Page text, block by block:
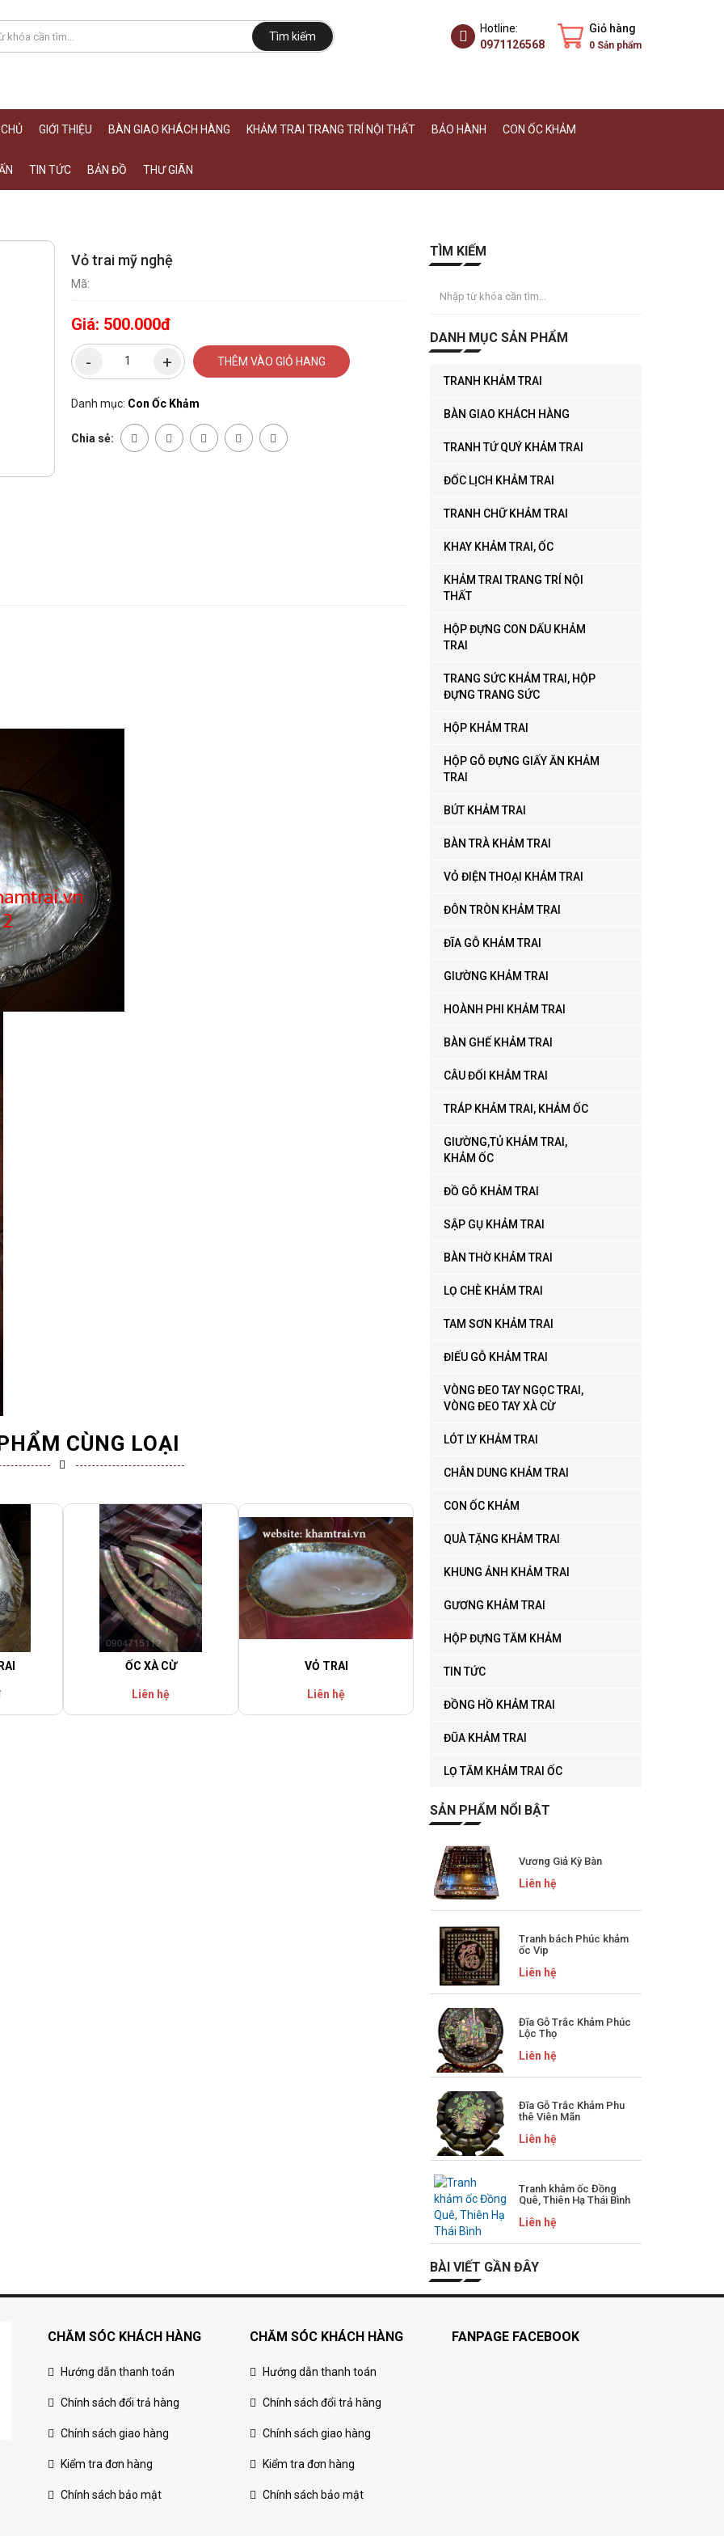
Tìm kiếm
Giỏ hàng
0 Sản phẩm
Hotline:
0971126568
GIỚI THIỆU BÀN GIAO KHÁCH HÀNG KHẢM TRAI TRANG TRÍ NỘI THẤT BẢO HÀNH CON ỐC KHẢM
TIN TỨC BẢN ĐỒ THƯ GIÃN
Vỏ trai mỹ nghệ
Mã:
Giá: 500.000đ
THÊM VÀO GIỎ HANG
Danh mục: Con Ốc Khảm
Chia sẻ:
CÙNG LOẠI
ỐC XÀ CỪ
Liên hệ
VỎ TRAI
Liên hệ
TÌM KIẾM
DANH MỤC SẢN PHẨM
TRANH KHẢM TRAI
BÀN GIAO KHÁCH HÀNG
TRANH TỨ QUÝ KHẢM TRAI
ĐỐC LỊCH KHẢM TRAI
TRANH CHỮ KHẢM TRAI
KHAY KHẢM TRAI, ỐC
KHẢM TRAI TRANG TRÍ NỘI
THẤT
HỘP ĐỰNG CON DẤU KHẢM
TRAI
TRANG SỨC KHẢM TRAI, HỘP
ĐỰNG TRANG SỨC
HỘP KHẢM TRAI
HỘP GỖ ĐỰNG GIẤY ĂN KHẢM
TRAI
BÚT KHẢM TRAI
BÀN TRÀ KHẢM TRAI
VỎ ĐIỆN THOẠI KHẢM TRAI
ĐÔN TRÒN KHẢM TRAI
ĐĨA GỖ KHẢM TRAI
GIƯỜNG KHẢM TRAI
HOÀNH PHI KHẢM TRAI
BÀN GHẾ KHẢM TRAI
CÂU ĐỐI KHẢM TRAI
TRÁP KHẢM TRAI, KHẢM ỐC
GIƯỜNG,TỦ KHẢM TRAI,
KHẢM ỐC
ĐỒ GỖ KHẢM TRAI
SẬP GỤ KHẢM TRAI
BÀN THỜ KHẢM TRAI
LỌ CHÈ KHẢM TRAI
TAM SƠN KHẢM TRAI
ĐIẾU GỖ KHẢM TRAI
VÒNG ĐEO TAY NGỌC TRAI,
VÒNG ĐEO TAY XÀ CỪ
LÓT LY KHẢM TRAI
CHÂN DUNG KHẢM TRAI
CON ỐC KHẢM
QUÀ TẶNG KHẢM TRAI
KHUNG ẢNH KHẢM TRAI
GƯƠNG KHẢM TRAI
HỘP ĐỰNG TĂM KHẢM
TIN TỨC
ĐỒNG HỒ KHẢM TRAI
ĐŨA KHẢM TRAI
LỌ TĂM KHẢM TRAI ỐC
SẢN PHẨM NỔI BẬT
Vương Giả Kỳ Bàn
Liên hệ
Tranh bách Phúc khảm
ốc Vip
Liên hệ
Đĩa Gỗ Trắc Khảm Phúc
Lộc Thọ
Liên hệ
Đĩa Gỗ Trắc Khảm Phu
thê Viên Mãn
Liên hệ
Tranh khảm ốc Đồng
Quê, Thiên Hạ Thái Bình
Liên hệ
BÀI VIẾT GẦN ĐÂY
CHĂM SÓC KHÁCH HÀNG
Hướng dẫn thanh toán
Chính sách đổi trả hàng
Chính sách giao hàng
Kiểm tra đơn hàng
Chính sách bảo mật
CHĂM SÓC KHÁCH HÀNG
Hướng dẫn thanh toán
Chính sách đổi trả hàng
Chính sách giao hàng
Kiểm tra đơn hàng
Chính sách bảo mật
FANPAGE FACEBOOK